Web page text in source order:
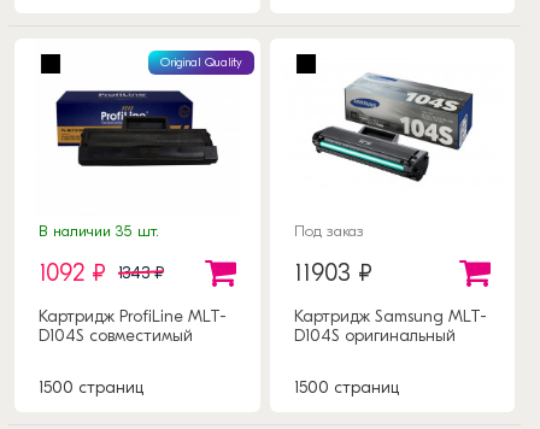
Original Quality
В наличии 35 шт.
1092 ₽ 1343 ₽
Картридж ProfiLine MLT-
D104S совместимый
1500 страниц
Под заказ
11903 ₽
Картридж Samsung MLT-
D104S оригинальный
1500 страниц